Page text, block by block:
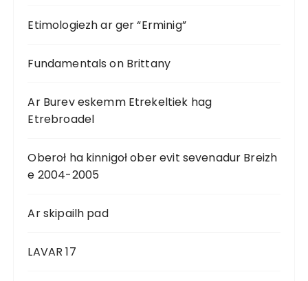
Etimologiezh ar ger “Erminig”
Fundamentals on Brittany
Ar Burev eskemm Etrekeltiek hag
Etrebroadel
Oberoł ha kinnigoł ober evit sevenadur Breizh
e 2004-2005
Ar skipailh pad
LAVAR 17